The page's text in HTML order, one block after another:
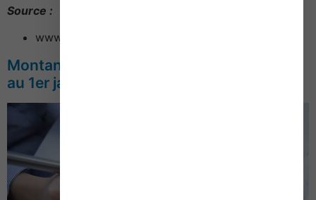
Source :
www.rsi.fr
Montant du Smic et du minimum garanti
au 1er janvier 2014